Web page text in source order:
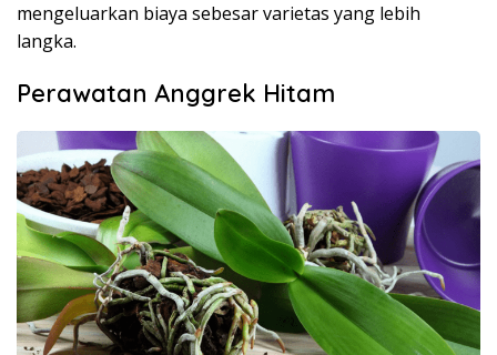
mengeluarkan biaya sebesar varietas yang lebih
langka.
Perawatan Anggrek Hitam